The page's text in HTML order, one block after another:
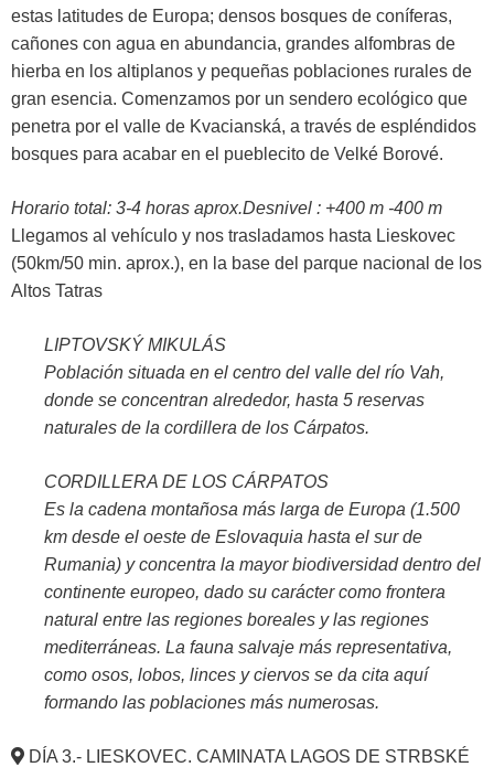
estas latitudes de Europa; densos bosques de coníferas,
cañones con agua en abundancia, grandes alfombras de
hierba en los altiplanos y pequeñas poblaciones rurales de
gran esencia. Comenzamos por un sendero ecológico que
penetra por el valle de Kvacianská, a través de espléndidos
bosques para acabar en el pueblecito de Velké Borové.
Horario total: 3-4 horas aprox.Desnivel : +400 m -400 m
Llegamos al vehículo y nos trasladamos hasta Lieskovec
(50km/50 min. aprox.), en la base del parque nacional de los
Altos Tatras
LIPTOVSKÝ MIKULÁS
Población situada en el centro del valle del río Vah,
donde se concentran alrededor, hasta 5 reservas
naturales de la cordillera de los Cárpatos.
CORDILLERA DE LOS CÁRPATOS
Es la cadena montañosa más larga de Europa (1.500
km desde el oeste de Eslovaquia hasta el sur de
Rumania) y concentra la mayor biodiversidad dentro del
continente europeo, dado su carácter como frontera
natural entre las regiones boreales y las regiones
mediterráneas. La fauna salvaje más representativa,
como osos, lobos, linces y ciervos se da cita aquí
formando las poblaciones más numerosas.
DÍA 3.- LIESKOVEC. CAMINATA LAGOS DE STRBSKÉ